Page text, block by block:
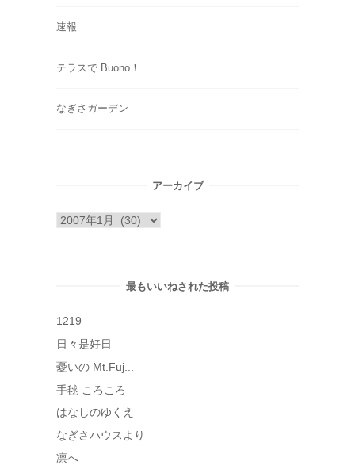
速報
テラスで Buono！
なぎさガーデン
アーカイブ
ア
最もいいねされた投稿
1219
日々是好日
憂いの Mt.Fuj...
手毬 ころころ
はなしのゆくえ
なぎさハウスより
凛へ